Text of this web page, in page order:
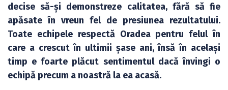
decise să-și demonstreze calitatea, fără să fie
apăsate în vreun fel de presiunea rezultatului.
Toate echipele respectă Oradea pentru felul în
care a crescut în ultimii șase ani, însă în același
timp e foarte plăcut sentimentul dacă învingi o
echipă precum a noastră la ea acasă.